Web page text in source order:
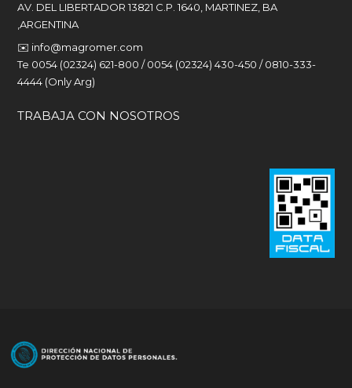
AV. DEL LIBERTADOR 13821 C.P. 1640, MARTINEZ, BA
,ARGENTINA
✉️ info@magromer.com
Te 0054 (02324) 621-800 / 0054 (02324) 430-450 / 0810-333-
4444 (Only Arg)
TRABAJA CON NOSOTROS